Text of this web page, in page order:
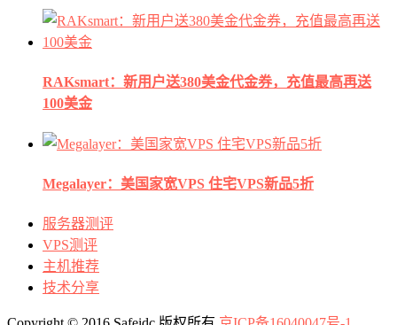
RAKsmart：新用户送380美金代金券，充值最高再送
100美金
Megalayer：美国家宽VPS 住宅VPS新品5折
服务器测评
VPS测评
主机推荐
技术分享